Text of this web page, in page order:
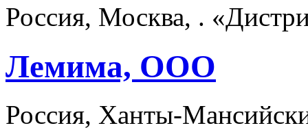
Россия, Москва, .
Лемима, ООО
Россия, Ханты-